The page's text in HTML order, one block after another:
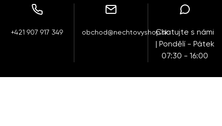
+421 907 917 349 obchod@nechtovyshop.skChatujte s námi
| Pondělí - Pátek
07:30 - 16:00